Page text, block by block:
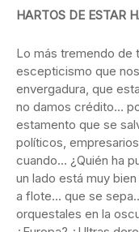
HARTOS DE ESTAR
Lo más tremendo de
escepticismo que
envergadura, que
no damos crédito…
estamento que se
políticos,
cuando… ¿Quién ha
un lado está muy
a flote… que se
orquestales en la